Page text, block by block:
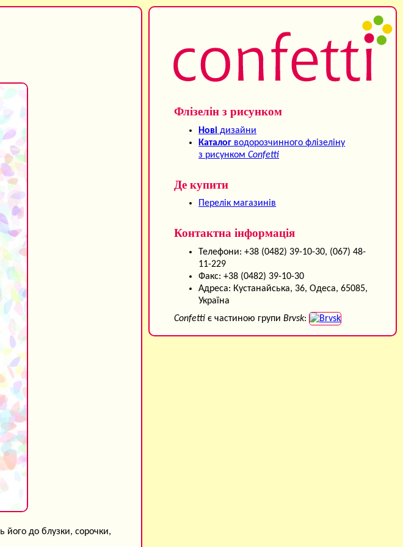
його до блузки, сорочки,
Флізелін з рисунком
Нові дизайни
Каталог водорозчинного флізеліну
з рисункомConfetti
Де купити
Перелік магазинів
Контактна інформація
Телефони: +38 (0482) 39-10-30, (067) 48-
11-229
Факс: +38 (0482) 39-10-30
Адреса: Кустанайська, 36, Одеса, 65085,
Україна
Confetti є частиною групиBrvsk: